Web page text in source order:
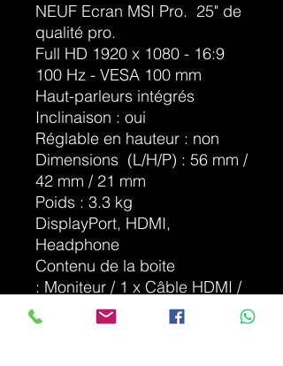
NEUF Ecran MSI Pro. 25" de
qualité pro.
Full HD 1920 x 1080 - 16:9
100 Hz - VESA 100 mm
Haut-parleurs intégrés
Inclinaison : oui
Réglable en hauteur : non
Dimensions (L/H/P) : 56 mm /
42 mm / 21 mm
Poids : 3.3 kg
DisplayPort, HDMI,
Headphone
Contenu de la boite
: Moniteur / 1 x Câble HDMI /
Câble d'alimentation / Manuel
Classe E 18W